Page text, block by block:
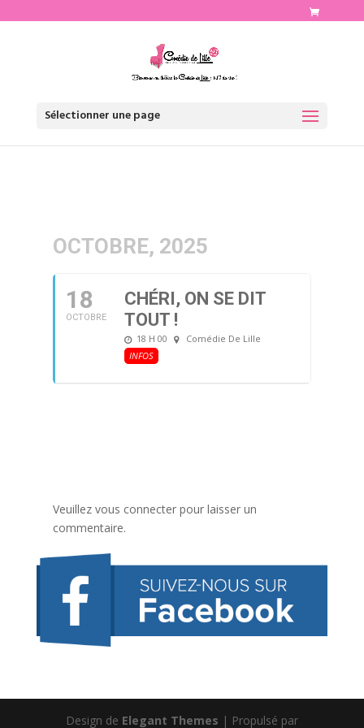
Sélectionner une page
OCTOBRE, 2025
18
OCTOBRE
CHÉRI, ON SE DIT
TOUT !
18 H 00
Comédie De Lille
INFOS
Veuillez vous connecter pour laisser un
commentaire.
Design de Elegant Themes | Propulsé par